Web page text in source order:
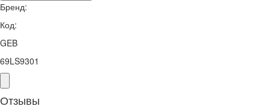
Бренд:
Код:
GEB
69LS9301
Отзывы